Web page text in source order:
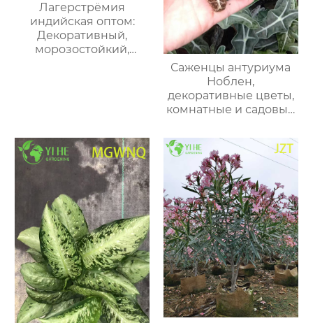
Лагерстрёмия
индийская оптом:
Декоративный,
морозостойкий,
Саженцы антуриума
Ноблен,
декоративные цветы,
комнатные и садовые